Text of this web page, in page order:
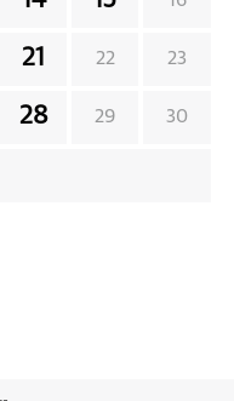
21 22 23
28 29 30